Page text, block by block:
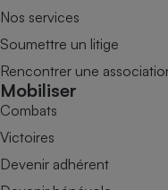
Nos services
Soumettre un litige
Rencontrer une
Mobiliser
Combats
Victoires
Devenir adhérent